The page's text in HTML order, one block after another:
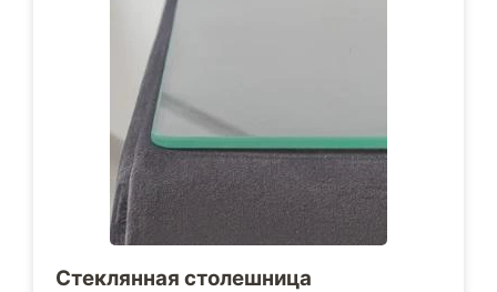
Стеклянная столешница